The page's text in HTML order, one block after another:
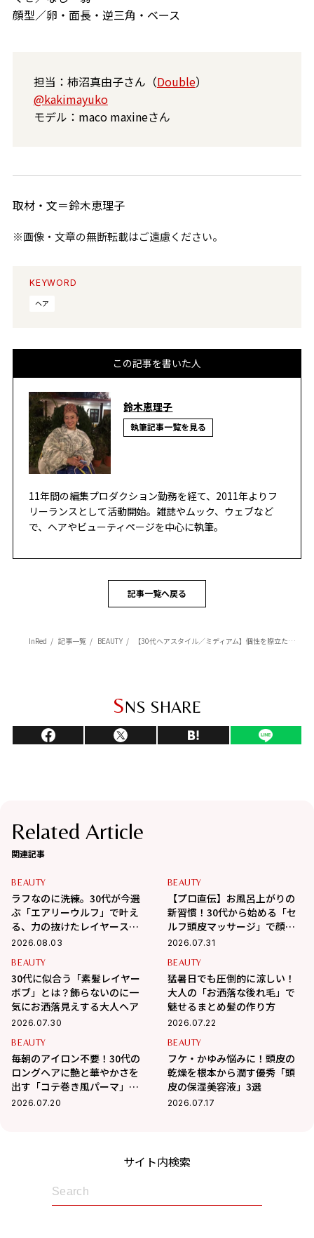
顔型／卵・面長・逆三角・ベース
担当：柿沼真由子さん（Double）
@kakimayuko
モデル：maco maxineさん
取材・文＝鈴木恵理子
※画像・文章の無断転載はご遠慮ください。
KEYWORD
ヘア
この記事を書いた人
鈴木恵理子
執筆記事一覧を見る
11年間の編集プロダクション勤務を経て、2011年よりフ
リーランスとして活動開始。雑誌やムック、ウェブなど
で、ヘアやビューティページを中心に執筆。
記事一覧へ戻る
InRed 記事一覧 BEAUTY 【30代ヘアスタイル／ミディアム】個性を際立たせる70s風スパイラルヘアで、周りと差をつけよう
SNS SHARE
Related Article
関連記事
BEAUTY
ラフなのに洗練。30代が今選
ぶ「エアリーウルフ」で叶え
る、力の抜けたレイヤースタ
イル
2026.08.03
BEAUTY
【プロ直伝】お風呂上がりの
新習慣！30代から始める「セ
ルフ頭皮マッサージ」で顔ま
わりスッキリ、たるみ・抜け
2026.07.31
BEAUTY
30代に似合う「素髪レイヤー
ボブ」とは？飾らないのに一
気にお洒落見えする大人ヘア
2026.07.30
BEAUTY
猛暑日でも圧倒的に涼しい！
大人の「お洒落な後れ毛」で
魅せるまとめ髪の作り方
2026.07.22
BEAUTY
毎朝のアイロン不要！30代の
ロングヘアに艶と華やかさを
出す「コテ巻き風パーマ」が
優秀すぎる
2026.07.20
BEAUTY
フケ・かゆみ悩みに！頭皮の
乾燥を根本から潤す優秀「頭
皮の保湿美容液」3選
2026.07.17
サイト内検索